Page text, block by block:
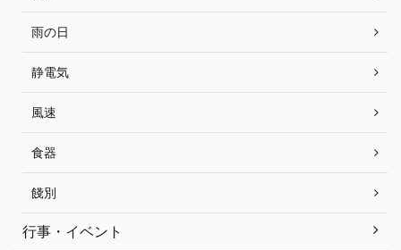
雨の日
静電気
風速
食器
餞別
行事・イベント